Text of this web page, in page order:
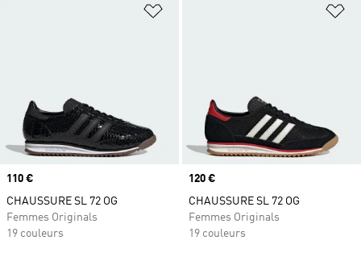
Ajouter à la Liste de produits
Prix
110 €
CHAUSSURE SL 72 OG
Femmes Originals
19 couleurs
Prix
120 €
CHAUSSURE SL 72 OG
Femmes Originals
19 couleurs